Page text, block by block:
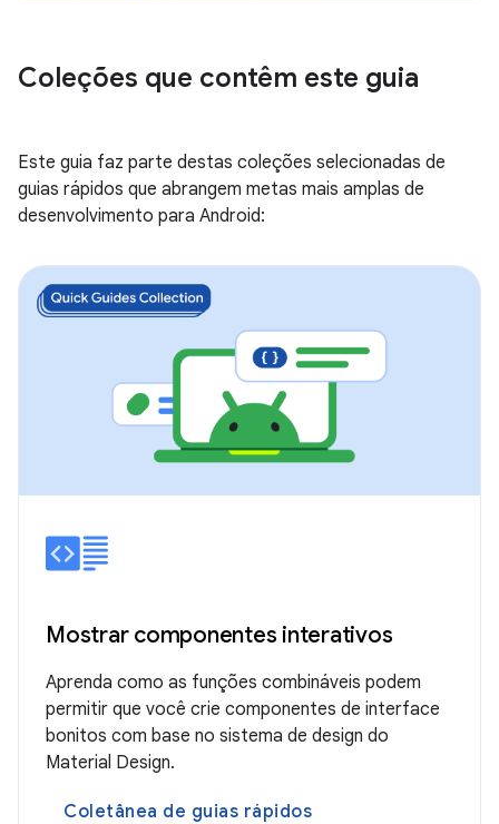
Coleções que contêm este guia
Este guia faz parte destas coleções selecionadas de
guias rápidos que abrangem metas mais amplas de
desenvolvimento para Android:
Mostrar componentes interativos
Aprenda como as funções combináveis podem
permitir que você crie componentes de interface
bonitos com base no sistema de design do
Material Design.
Coletânea de guias rápidos